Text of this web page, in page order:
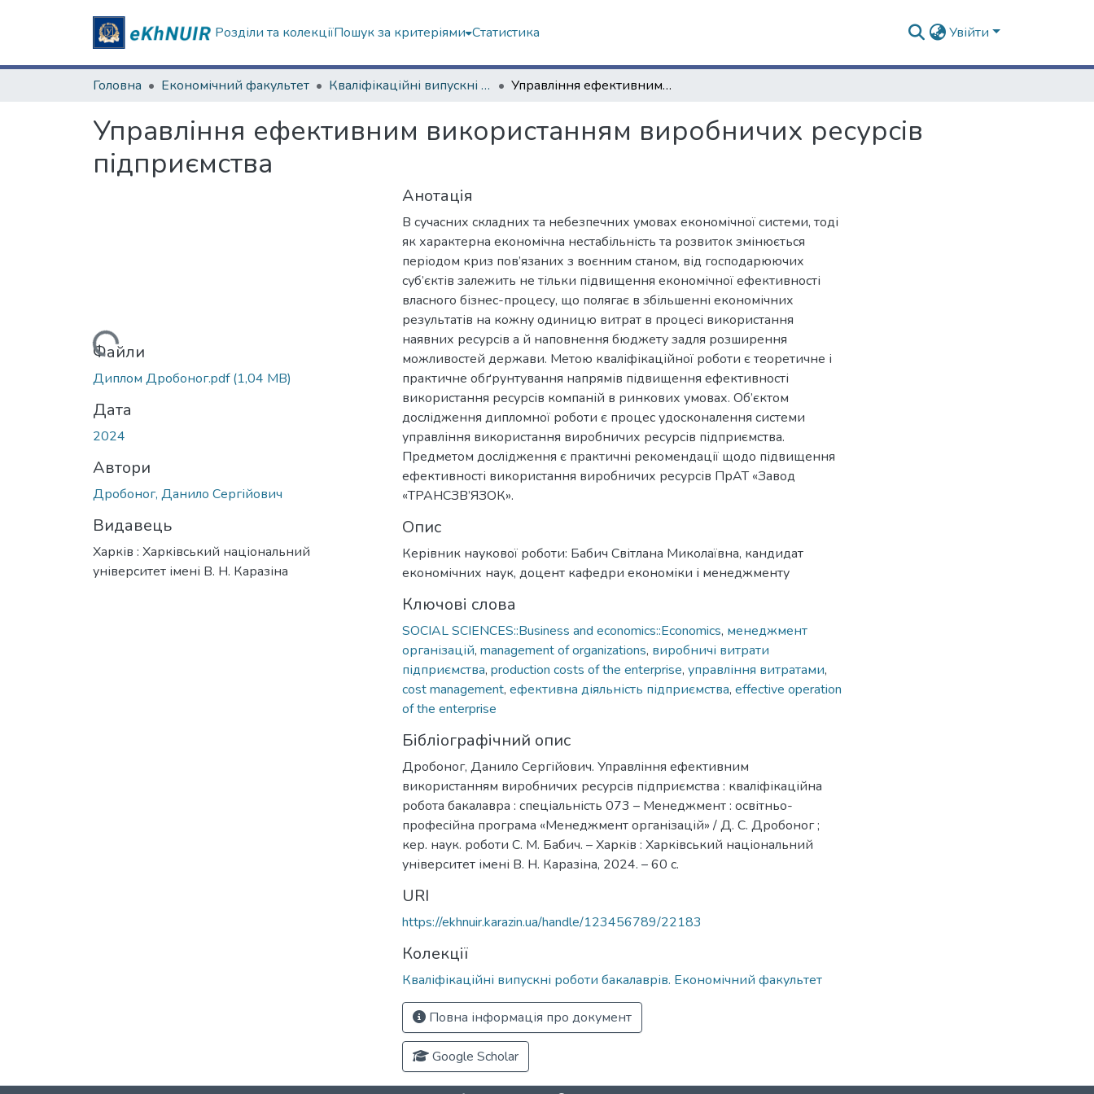
Розділи та колекціїПошук за критеріями Статистика Увійти
Головна Економічний факультет Кваліфікаційні випускні роботи бакалаврів. Економічний факультет Управління ефективним використанням виробничих ресурсів підприємства
Управління ефективним використанням виробничих ресурсів
підприємства
Вантажиться...Файли
Диплом Дробоног.pdf(1,04 MB)
Дата
2024
Автори
Дробоног, Данило Сергійович
Видавець
Харків : Харківський національний
університет імені В. Н. Каразіна
Анотація
В сучасних складних та небезпечних умовах економічної системи, тоді
як характерна економічна нестабільність та розвиток змінюється
періодом криз пов’язаних з воєнним станом, від господарюючих
суб’єктів залежить не тільки підвищення економічної ефективності
власного бізнес-процесу, що полягає в збільшенні економічних
результатів на кожну одиницю витрат в процесі використання
наявних ресурсів а й наповнення бюджету задля розширення
можливостей держави. Метою кваліфікаційної роботи є теоретичне і
практичне обґрунтування напрямів підвищення ефективності
використання ресурсів компаній в ринкових умовах. Об’єктом
дослідження дипломної роботи є процес удосконалення системи
управління використання виробничих ресурсів підприємства.
Предметом дослідження є практичні рекомендації щодо підвищення
ефективності використання виробничих ресурсів ПрАТ «Завод
«ТРАНСЗВ’ЯЗОК».
Опис
Керівник наукової роботи: Бабич Світлана Миколаївна, кандидат
економічних наук, доцент кафедри економіки і менеджменту
Ключові слова
SOCIAL SCIENCES::Business and economics::Economics, менеджмент
організацій, management of organizations, виробничі витрати
підприємства, production costs of the enterprise, управління витратами,
cost management, ефективна діяльність підприємства, effective operation
of the enterprise
Бібліографічний опис
Дробоног, Данило Сергійович. Управління ефективним
використанням виробничих ресурсів підприємства : кваліфікаційна
робота бакалавра : спеціальність 073 – Менеджмент : освітньо-
професійна програма «Менеджмент організацій» / Д. С. Дробоног ;
кер. наук. роботи С. М. Бабич. – Харків : Харківський національний
університет імені В. Н. Каразіна, 2024. – 60 с.
URI
https://ekhnuir.karazin.ua/handle/123456789/22183
Колекції
Кваліфікаційні випускні роботи бакалаврів. Економічний факультет
Повна інформація про документ
Google Scholar